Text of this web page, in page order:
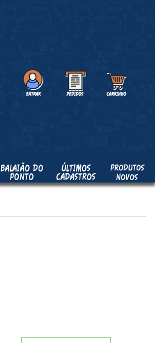
BALAIÃO DO
PONTO
ÚLTIMOS
CADASTROS
PRODUTOS
NOVOS